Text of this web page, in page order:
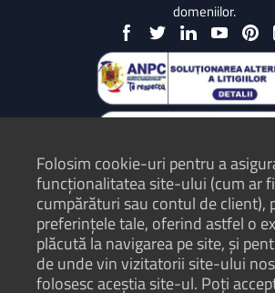
domeniilor.
Protecția Consumatorilor -
Termeni și condiții
Folosim cookie-uri pentru a
funcționalitatea site-ului (cum ar
cumpărături sau contul de client),
preferințele tale, oferind astfel o
plăcută la navigarea pe site, și
de unde vin vizitatorii site-ului
folosesc aceștia site-ul. Poți